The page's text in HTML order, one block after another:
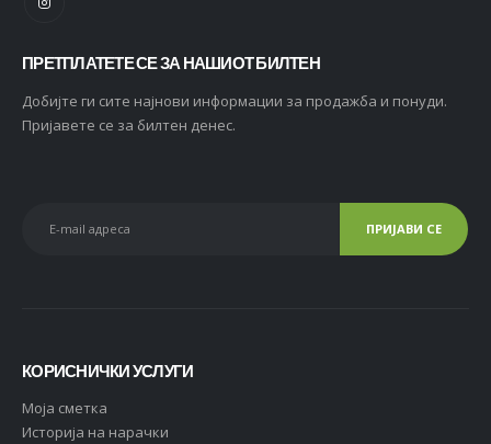
ПРЕТПЛАТЕТЕ СЕ ЗА НАШИОТ БИЛТЕН
Добијте ги сите најнови информации за продажба и понуди.
Пријавете се за билтен денес.
КОРИСНИЧКИ УСЛУГИ
Moja сметка
Историја на нарачки